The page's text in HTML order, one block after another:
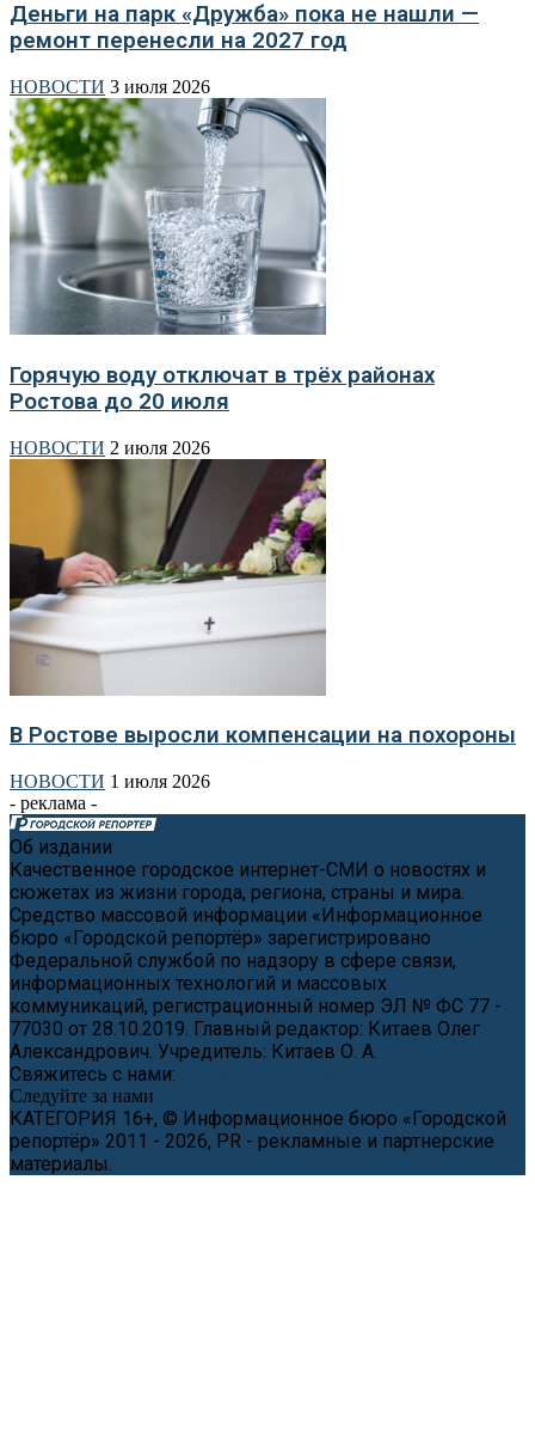
Деньги на парк «Дружба» пока не нашли —
ремонт перенесли на 2027 год
НОВОСТИ 3 июля 2026
Горячую воду отключат в трёх районах
Ростова до 20 июля
НОВОСТИ 2 июля 2026
В Ростове выросли компенсации на похороны
НОВОСТИ 1 июля 2026
- реклама -
Об издании
Качественное городское интернет-СМИ о новостях и
сюжетах из жизни города, региона, страны и мира.
Средство массовой информации «Информационное
бюро «Городской репортёр» зарегистрировано
Федеральной службой по надзору в сфере связи,
информационных технологий и массовых
коммуникаций, регистрационный номер ЭЛ № ФС 77 -
77030 от 28.10.2019. Главный редактор: Китаев Олег
Александрович. Учредитель: Китаев О. А.
Свяжитесь с нами:
Следуйте за нами
КАТЕГОРИЯ 16+, © Информационное бюро «Городской
репортёр» 2011 - 2026, PR - рекламные и партнерские
материалы.